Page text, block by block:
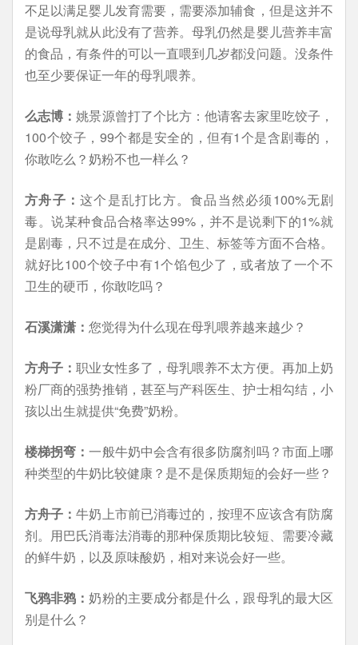
不足以满足婴儿发育需要，需要添加辅食，但是这并不
是说母乳就从此没有了营养。母乳仍然是婴儿营养丰富
的食品，有条件的可以一直喂到几岁都没问题。没条件
也至少要保证一年的母乳喂养。
么志博：姚景源曾打了个比方：他请客去家里吃饺子，
100个饺子，99个都是安全的，但有1个是含剧毒的，
你敢吃么？奶粉不也一样么？
方舟子： 这个是乱打比方。食品当然必须100%无剧
毒。说某种食品合格率达99%，并不是说剩下的1%就
是剧毒，只不过是在成分、卫生、标签等方面不合格。
就好比100个饺子中有1个馅包少了，或者放了一个不
卫生的硬币，你敢吃吗？
石溪潇潇： 您觉得为什么现在母乳喂养越来越少？
方舟子：职业女性多了，母乳喂养不太方便。再加上奶
粉厂商的强势推销，甚至与产科医生、护士相勾结，小
孩以出生就提供“免费”奶粉。
楼梯拐弯：一般牛奶中会含有很多防腐剂吗？市面上哪
种类型的牛奶比较健康？是不是保质期短的会好一些？
方舟子：牛奶上市前已消毒过的，按理不应该含有防腐
剂。用巴氏消毒法消毒的那种保质期比较短、需要冷藏
的鲜牛奶，以及原味酸奶，相对来说会好一些。
飞鸦非鸦：奶粉的主要成分都是什么，跟母乳的最大区
别是什么？